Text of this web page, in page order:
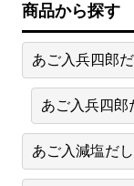
商品から探す
あご入兵四郎
あご入兵四郎
あご入減塩だし